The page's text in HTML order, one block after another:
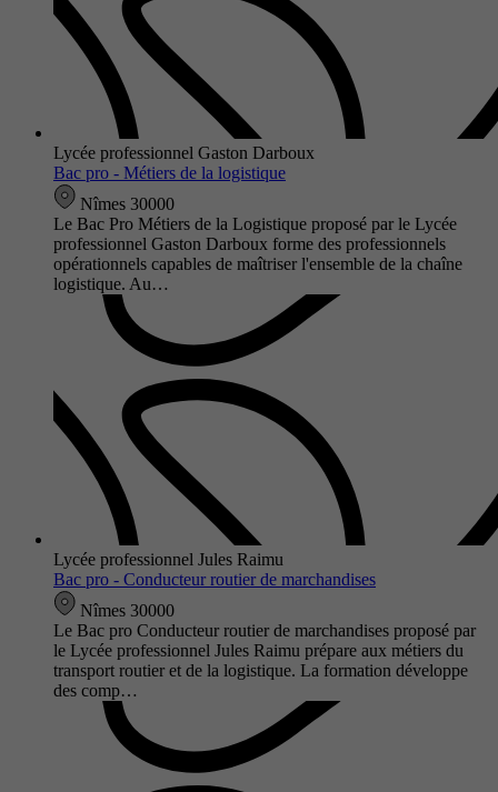
Lycée professionnel Gaston Darboux
Bac pro - Métiers de la logistique
Nîmes 30000
Le Bac Pro Métiers de la Logistique proposé par le Lycée
professionnel Gaston Darboux forme des professionnels
opérationnels capables de maîtriser l'ensemble de la chaîne
logistique. Au…
Lycée professionnel Jules Raimu
Bac pro - Conducteur routier de marchandises
Nîmes 30000
Le Bac pro Conducteur routier de marchandises proposé par
le Lycée professionnel Jules Raimu prépare aux métiers du
transport routier et de la logistique. La formation développe
des comp…